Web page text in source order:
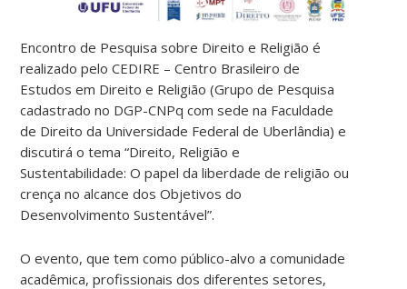
Encontro de Pesquisa sobre Direito e Religião é
realizado pelo CEDIRE – Centro Brasileiro de
Estudos em Direito e Religião (Grupo de Pesquisa
cadastrado no DGP-CNPq com sede na Faculdade
de Direito da Universidade Federal de Uberlândia) e
discutirá o tema “Direito, Religião e
Sustentabilidade: O papel da liberdade de religião ou
crença no alcance dos Objetivos do
Desenvolvimento Sustentável”.
O evento, que tem como público-alvo a comunidade
acadêmica, profissionais dos diferentes setores,